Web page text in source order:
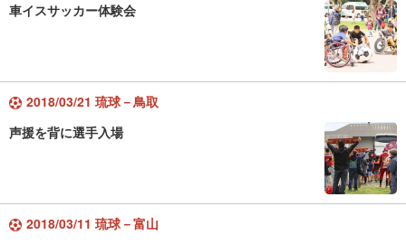
車イスサッカー体験会
2018/03/21 琉球－鳥取
声援を背に選手入場
2018/03/11 琉球－富山